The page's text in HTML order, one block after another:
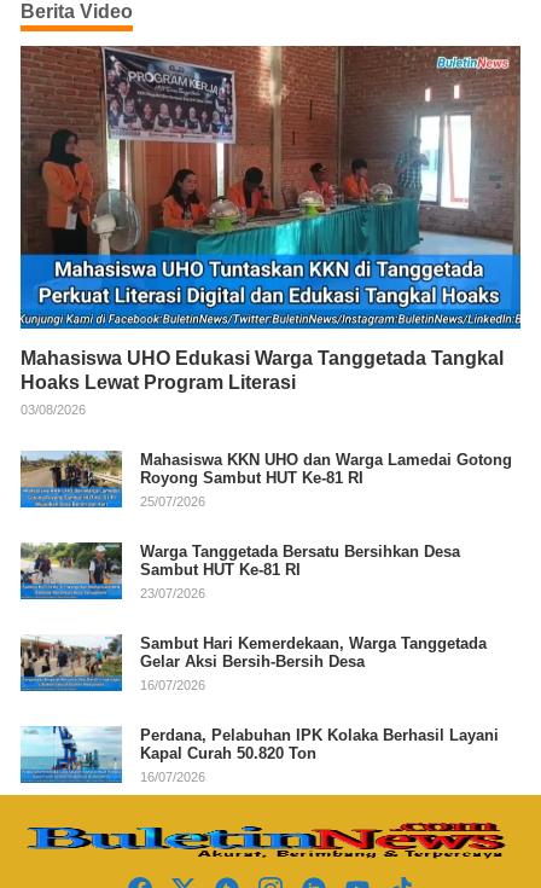
Berita Video
Mahasiswa UHO Edukasi Warga Tanggetada Tangkal
Hoaks Lewat Program Literasi
03/08/2026
Mahasiswa KKN UHO dan Warga Lamedai Gotong
Royong Sambut HUT Ke-81 RI
25/07/2026
Warga Tanggetada Bersatu Bersihkan Desa
Sambut HUT Ke-81 RI
23/07/2026
Sambut Hari Kemerdekaan, Warga Tanggetada
Gelar Aksi Bersih-Bersih Desa
16/07/2026
Perdana, Pelabuhan IPK Kolaka Berhasil Layani
Kapal Curah 50.820 Ton
16/07/2026